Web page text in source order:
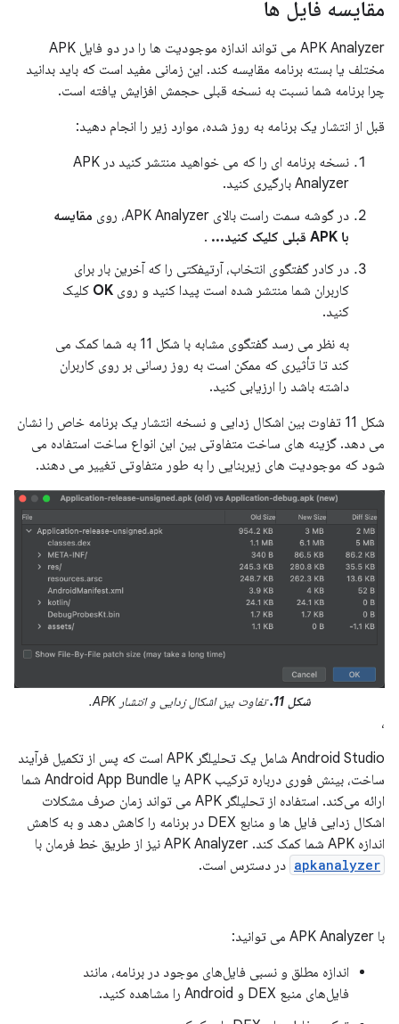
مقایسه فایل ها
APK Analyzer می تواند اندازه موجودیت ها را در دو فایل APK
مختلف یا بسته برنامه مقایسه کند. این زمانی مفید است که باید بدانید
چرا برنامه شما نسبت به نسخه قبلی حجمش افزایش یافته است.
قبل از انتشار یک برنامه به روز شده، موارد زیر را انجام دهید:
نسخه برنامه ای را که می خواهید منتشر کنید در APK
Analyzer بارگیری کنید.
در گوشه سمت راست بالای APK Analyzer، روی
مقایسه
با APK قبلی کلیک کنید...
.
در کادر گفتگوی انتخاب، آرتیفکتی را که آخرین بار برای
کاربران شما منتشر شده است پیدا کنید و روی OK کلیک
کنید.
به نظر می رسد گفتگوی مشابه با شکل 11 به شما کمک می
کند تا تأثیری که ممکن است به روز رسانی بر روی کاربران
داشته باشد را ارزیابی کنید.
شکل 11 تفاوت بین اشکال زدایی و نسخه انتشار یک برنامه خاص را نشان
می دهد. گزینه های ساخت متفاوتی بین این انواع ساخت استفاده می
شود که موجودیت های زیربنایی را به طور متفاوتی تغییر می دهند.
شکل 11. تفاوت بین اشکال زدایی و انتشار APK.
،
Android Studio شامل یک تحلیلگر APK است که پس از تکمیل فرآیند
ساخت، بینش فوری درباره ترکیب APK یا Android App Bundle شما
ارائه می‌کند. استفاده از تحلیلگر APK می تواند زمان صرف مشکلات
اشکال زدایی فایل ها و منابع DEX در برنامه را کاهش دهد و به کاهش
اندازه APK شما کمک کند. APK Analyzer نیز از طریق خط فرمان با
apkanalyzer در دسترس است.
با APK Analyzer می توانید:
اندازه مطلق و نسبی فایل‌های موجود در برنامه، مانند
فایل‌های منبع DEX و Android را مشاهده کنید.